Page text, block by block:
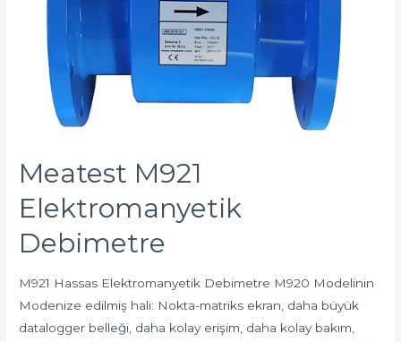
Meatest M921
Elektromanyetik
Debimetre
M921 Hassas Elektromanyetik Debimetre M920 Modelinin
Modenize edilmiş hali: Nokta-matriks ekran, daha büyük
datalogger belleği, daha kolay erişim, daha kolay bakım,